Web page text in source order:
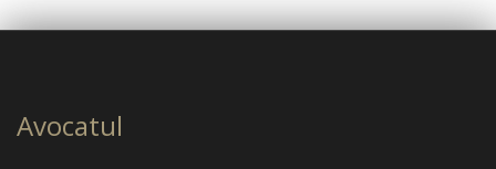
Avocatul